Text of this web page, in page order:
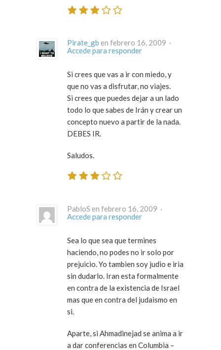
Pirate_gb
en febrero 16, 2009 ·
Accede para responder
Si crees que vas a ir con miedo, y
que no vas a disfrutar, no viajes.
Si crees que puedes dejar a un lado
todo lo que sabes de Irán y crear un
concepto nuevo a partir de la nada.
DEBES IR.
Saludos.
PabloS en febrero 16, 2009 ·
Accede para responder
Sea lo que sea que termines
haciendo, no podes no ir solo por
prejuicio. Yo tambien soy judio e iria
sin dudarlo. Iran esta formalmente
en contra de la existencia de Israel
mas que en contra del judaismo en
si.
Aparte, si Ahmadinejad se anima a ir
a dar conferencias en Columbia –